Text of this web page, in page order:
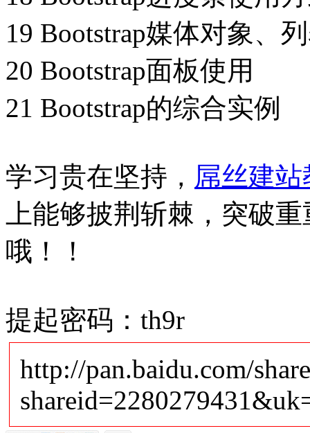
19 Bootstrap媒体对象、
20 Bootstrap面板使用
21 Bootstrap的综合实例
学习贵在坚持， 屌丝建
上能够披荆斩棘，突破
哦！！
提起密码：th9r
http://pan.baidu.com/